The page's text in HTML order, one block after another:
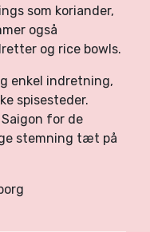
som koriander,
også
og rice bowls.
enkel indretning,
spisesteder.
for de
stemning tæt på